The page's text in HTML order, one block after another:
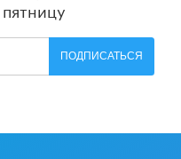
ПОДПИСАТЬСЯ